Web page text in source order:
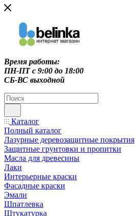
Время работы:
ПН-ПТ c 9:00 до 18:00
СБ-ВС выходной
Каталог
Полный каталог
Лазурные деревозащитные покрытия
Защитные грунтовки и пропитки
Масла для древесины
Лаки
Интерьерные краски
Фасадные краски
Эмали
Шпатлевка
Штукатурка